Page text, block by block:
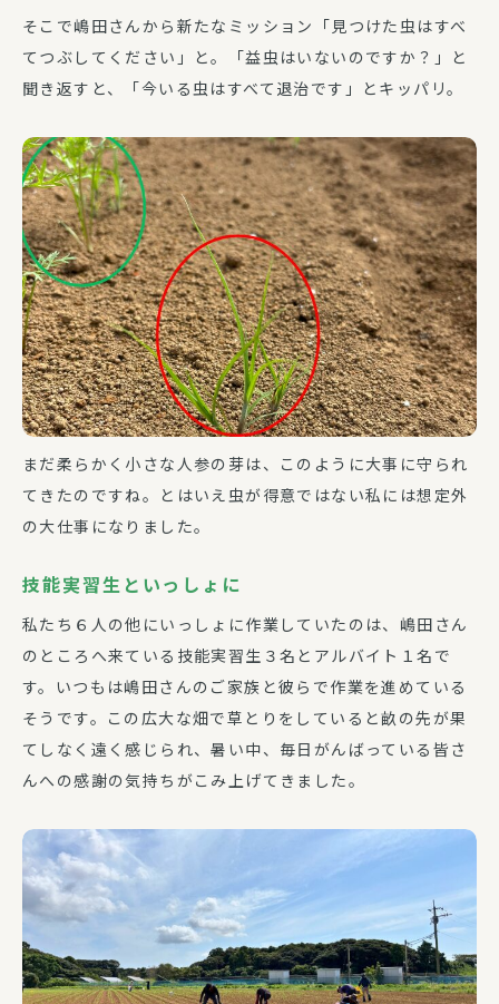
そこで嶋田さんから新たなミッション「見つけた虫はすべ
てつぶしてください」と。「益虫はいないのですか？」と
聞き返すと、「今いる虫はすべて退治です」とキッパリ。
まだ柔らかく小さな人参の芽は、このように大事に守られ
てきたのですね。とはいえ虫が得意ではない私には想定外
の大仕事になりました。
技能実習生といっしょに
私たち６人の他にいっしょに作業していたのは、嶋田さん
のところへ来ている技能実習生３名とアルバイト１名で
す。いつもは嶋田さんのご家族と彼らで作業を進めている
そうです。この広大な畑で草とりをしていると畝の先が果
てしなく遠く感じられ、暑い中、毎日がんばっている皆さ
んへの感謝の気持ちがこみ上げてきました。